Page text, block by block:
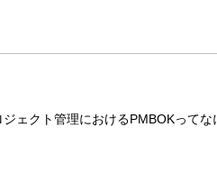
ジェクト管理におけるPMBOKってな